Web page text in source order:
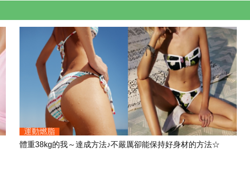
運動燃脂
體重38kg的我～達成方法♪不嚴厲卻能保持好身材的方法☆